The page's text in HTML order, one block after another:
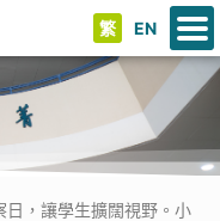
繁 EN
，讓學生擴闊視野。小